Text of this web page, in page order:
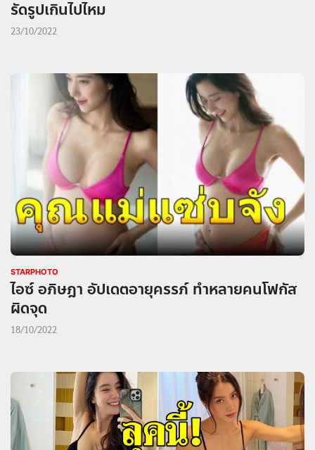
รัดรูปเกินไปไหม
23/10/2022
STARPHOTO
ไอซ์ อภิษฎา อัปเดตอายุครรภ์ ทำหลายคนโฟกัส
ผิดจุด
18/10/2022